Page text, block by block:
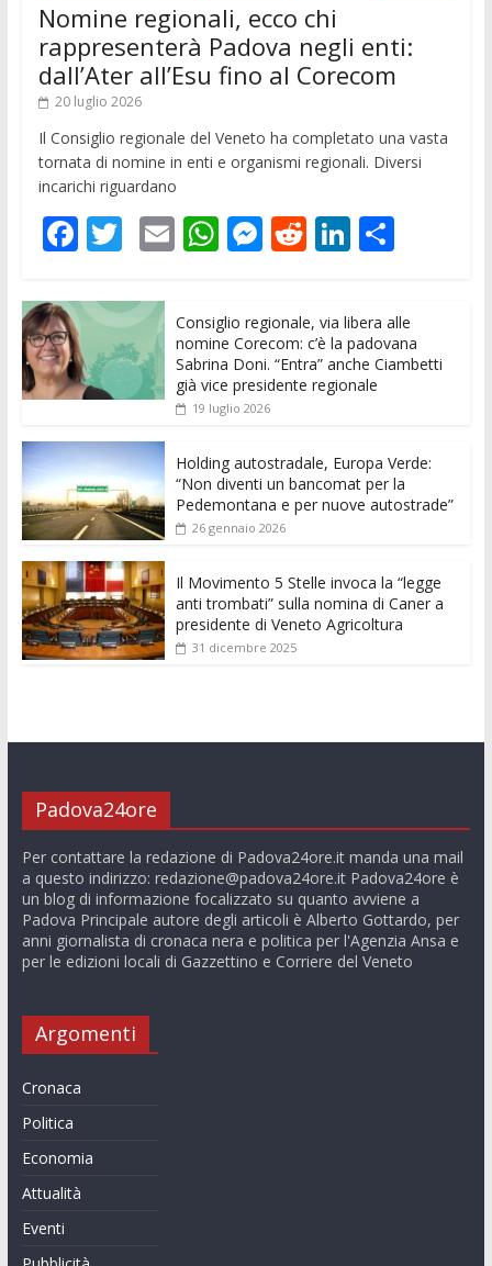
Nomine regionali, ecco chi
rappresenterà Padova negli enti:
dall’Ater all’Esu fino al Corecom
20 luglio 2026
Il Consiglio regionale del Veneto ha completato una vasta
tornata di nomine in enti e organismi regionali. Diversi
incarichi riguardano
F
e
b
o
o
k
T
itt
er
E
l
W
at
s
A
p
M
e
n
g
R
di
t
Li
k
e
dI
C
n
di
vi
Consiglio regionale, via libera alle
nomine Corecom: c’è la padovana
Sabrina Doni. “Entra” anche Ciambetti
già vice presidente regionale
19 luglio 2026
Holding autostradale, Europa Verde:
“Non diventi un bancomat per la
Pedemontana e per nuove autostrade”
26 gennaio 2026
Il Movimento 5 Stelle invoca la “legge
anti trombati” sulla nomina di Caner a
presidente di Veneto Agricoltura
31 dicembre 2025
Padova24ore
Per contattare la redazione di Padova24ore.it manda una mail
a questo indirizzo: redazione@padova24ore.itPadova24ore è
un blog di informazione focalizzato su quanto avviene a
Padova Principale autore degli articoli è Alberto Gottardo, per
anni giornalista di cronaca nera e politica per l'Agenzia Ansa e
per le edizioni locali di Gazzettino e Corriere del Veneto
Argomenti
Cronaca
Politica
Economia
Attualità
Eventi